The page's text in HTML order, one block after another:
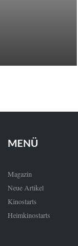
MENÜ
Magazin
Neue Artikel
Kinostarts
Heimkinostarts